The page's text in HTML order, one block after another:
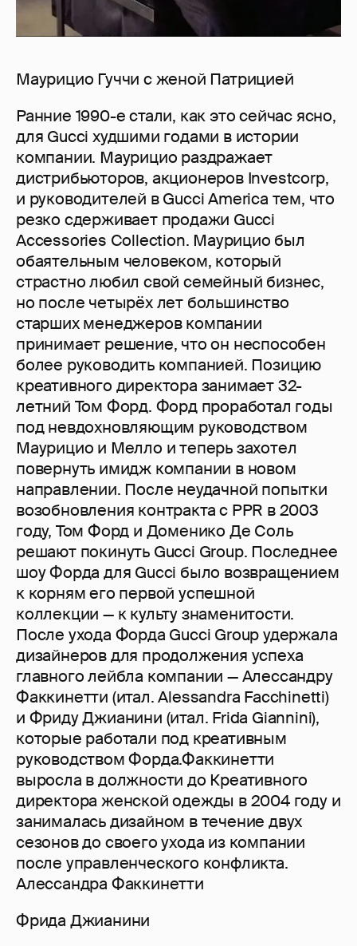
Маурицио Гуччи с женой Патрицией
Ранние 1990-е стали, как это сейчас ясно,
для Gucci худшими годами в истории
компании. Маурицио раздражает
дистрибьюторов, акционеров Investcorp,
и руководителей в Gucci America тем, что
резко сдерживает продажи Gucci
Accessories Collection. Маурицио был
обаятельным человеком, который
страстно любил свой семейный бизнес,
но после четырёх лет большинство
старших менеджеров компании
принимает решение, что он неспособен
более руководить компанией. Позицию
креативного директора занимает 32-
летний Том Форд. Форд проработал годы
под невдохновляющим руководством
Маурицио и Мелло и теперь захотел
повернуть имидж компании в новом
направлении. После неудачной попытки
возобновления контракта с PPR в 2003
году, Том Форд и Доменико Де Соль
решают покинуть Gucci Group. Последнее
шоу Форда для Gucci было возвращением
к корням его первой успешной
коллекции — к культу знаменитости.
После ухода Форда Gucci Group удержала
дизайнеров для продолжения успеха
главного лейбла компании — Алессандру
Факкинетти (итал. Alessandra Facchinetti)
и Фриду Джианини (итал. Frida Giannini),
которые работали под креативным
руководством Форда.Факкинетти
выросла в должности до Креативного
директора женской одежды в 2004 году и
занималась дизайном в течение двух
сезонов до своего ухода из компании
после управленческого конфликта.
Алессандра Факкинетти
Фрида Джианини